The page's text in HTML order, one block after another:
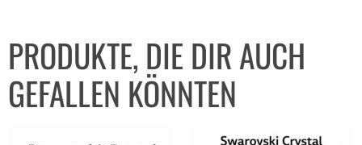
PRODUKTE, DIE DIR AUCH
GEFALLEN KÖNNTEN